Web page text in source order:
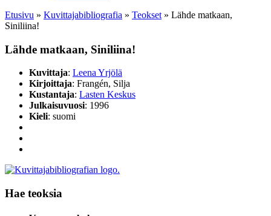
Etusivu » Kuvittaja­bibliografia » Teokset » Lähde matkaan,
Siniliina!
Lähde matkaan, Siniliina!
Kuvittaja: Leena Yrjölä
Kirjoittaja: Frangén, Silja
Kustantaja: Lasten Keskus
Julkaisuvuosi: 1996
Kieli: suomi
Hae teoksia